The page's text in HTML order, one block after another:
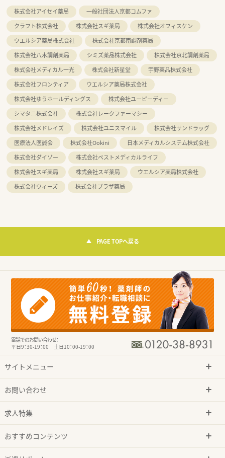
株式会社アイセイ薬局
一般社団法人京都コムファ
クラフト株式会社
株式会社スギ薬局
株式会社オフィスケン
ウエルシア薬局株式会社
株式会社京都南調剤薬局
株式会社八木調剤薬局
シミズ薬品株式会社
株式会社京北調剤薬局
株式会社メディカル一光
株式会社新星堂
宇野薬品株式会社
株式会社フロンティア
ウエルシア薬局株式会社
株式会社ゆうホールディングス
株式会社ユーピーディー
シマタニ株式会社
株式会社レークファーマシー
株式会社メドレイズ
株式会社ユニスマイル
株式会社サンドラッグ
医療法人医誠会
株式会社Ookini
日本メディカルシステム株式会社
株式会社ダイゾー
株式会社ベストメディカルライフ
株式会社スギ薬局
株式会社スギ薬局
ウエルシア薬局株式会社
株式会社ウィーズ
株式会社プラザ薬局
PAGE TOPへ戻る
電話でのお問い合わせ：
平日9：30-19：00 土日10：00-19：00
サイトメニュー
お問い合わせ
求人特集
おすすめコンテンツ